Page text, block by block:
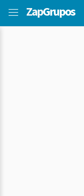
ZapGrupos